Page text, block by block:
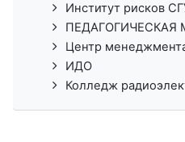
Институт рисков
ПЕДАГОГИЧЕСКАЯ
Центр
ИДО
Колледж